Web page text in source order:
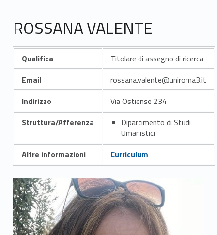
ROSSANA VALENTE
Qualifica
Titolare di assegno di ricerca
Email
rossana.valente@uniroma3.it
Indirizzo
Via Ostiense 234
Struttura/Afferenza
Dipartimento di Studi
Umanistici
Altre informazioni
Curriculum